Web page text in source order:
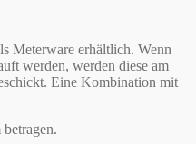
Meterware erhältlich. Wenn
werden, werden diese am
Eine Kombination mit